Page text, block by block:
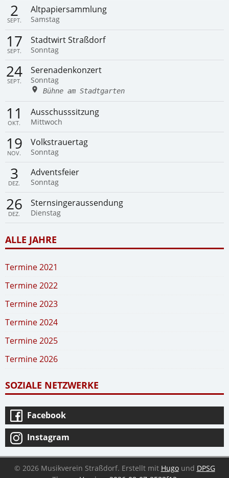
2
SEPT.
Altpapiersammlung
Samstag
17
SEPT.
Stadtwirt Straßdorf
Sonntag
24
SEPT.
Serenadenkonzert
Sonntag
Bühne am Stadtgarten
11
OKT.
Ausschusssitzung
Mittwoch
19
NOV.
Volkstrauertag
Sonntag
3
DEZ.
Adventsfeier
Sonntag
26
DEZ.
Sternsingeraussendung
Dienstag
ALLE JAHRE
Termine 2021
Termine 2022
Termine 2023
Termine 2024
Termine 2025
Termine 2026
SOZIALE NETZWERKE
Facebook
Instagram
© 2026 Musikverein Straßdorf. Erstellt mit Hugound DPSG